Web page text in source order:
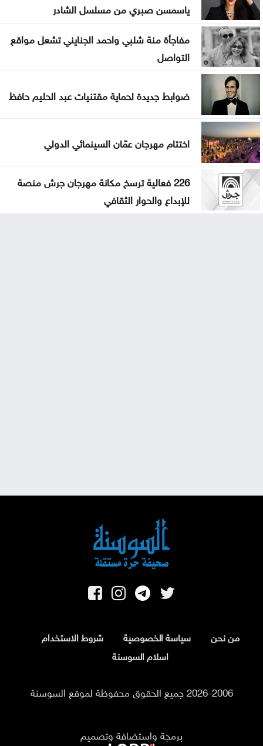
ياسمسن صبري من مسلسل الشادر
مفاجأة منة شلبي واحمد الجنايني تشعل مواقع
التواصل
ضوابط جديدة لحماية مقتنيات عبد الحليم حافظ
اختتام مهرجان عمّان السينمائي الدولي
226 فعالية ترسخ مكانة مهرجان جرش منصة
للإبداع والحوار الثقافي
من نحن سياسة الخصوصية
شروط الاستخدام
اسلام السوسنة
2026-2006 جميع الحقوق محفوظة لموقع السوسنة
برمجة واستضافة وتصميم